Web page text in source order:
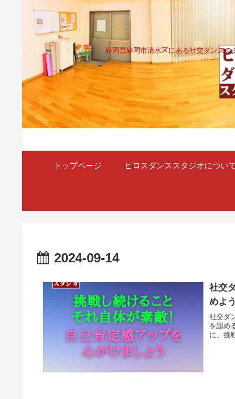
静岡県静岡市清水区にある社交ダンス
トップページ ヒロスダンススタジオについて
2024-09-14
社交
めよ
社交ダ
を認め
に、挑